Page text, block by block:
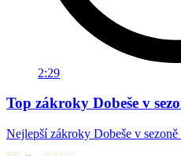
2:29
Top zákroky Dobeše v
Nejlepší zákroky Dobeše v